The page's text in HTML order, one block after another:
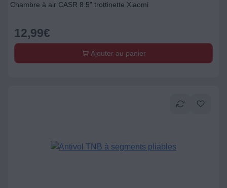
Chambre à air CASR 8.5" trottinette Xiaomi
12,99€
Ajouter au panier